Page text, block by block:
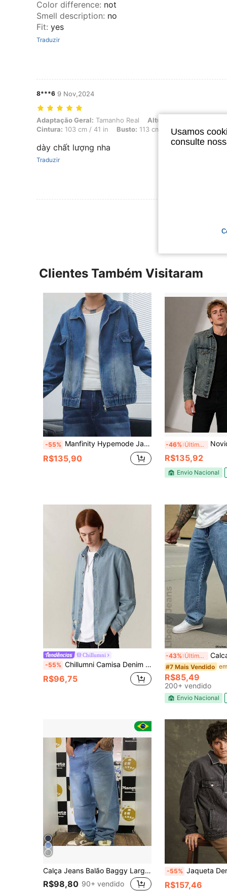
Color difference: not
Smell description: no
Fit: yes
Traduzir
8***6 9 Nov,2024
Adaptação Geral: Tamanho Real, Altura: 165 cm / 65 in, Peso: 88
Adaptação Geral: Tamanho Real Altura:
Cintura: 103 cm / 41 in Busto: 113 cm / 44 in Cor:
dày chất lượng nha
Traduzir
Clientes Também Visitaram
-55% Manfinity Hypemode Jaqueta Denim Masculina Casual com Zíper na Frente, Ombros Caídos e Lavagem, para Outono
R$135,90
-46% Últimos 3 dias Novidade Jaqueta
R$135,92
Envio Nacional
Chillumni
-55% Chillumni Camisa Denim solta masculina com remendo retrô azul claro
R$96,75
-43% Últimos 3 dias Calca Jeans
#7 Mais Vendido
R$85,49
200+ vendido
Envio Nacional
Calça Jeans Balão Baggy Larga Dazzling Masculina Streetwear Mandrake Style Skatista Original Todos Outono / Inverno Solto Bolso Zíper
R$98,80 90+ vendido
-55% Jaqueta Denim Tipo Trucker
R$157,46
Usamos
consulte